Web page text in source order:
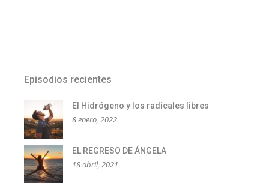
Episodios recientes
El Hidrógeno y los radicales libres
8 enero, 2022
EL REGRESO DE ÁNGELA
18 abril, 2021